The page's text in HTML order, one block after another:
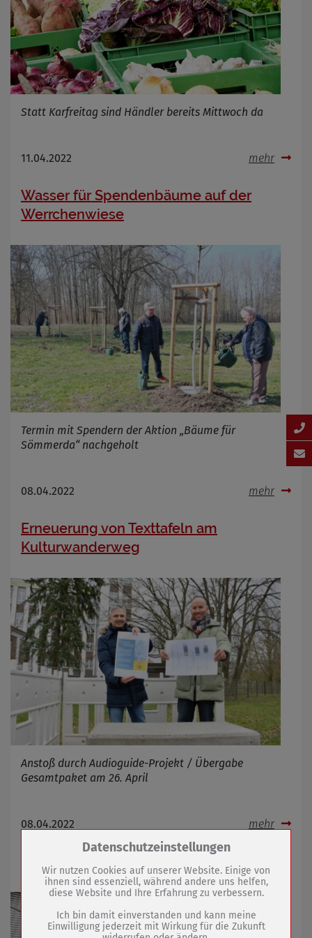
Statt Karfreitag sind Händler bereits Mittwoch da
11.04.2022 mehr
Wasser für Spendenbäume auf der
Werrchenwiese
Termin mit Spendern der Aktion „Bäume für
Sömmerda“ nachgeholt
08.04.2022 mehr
Erneuerung von Texttafeln am
Kulturwanderweg
Anstoß durch Audioguide-Projekt / Übergabe
Gesamtpaket am 26. April
08.04.2022 mehr
Zum Betrieb der Seite notwendige Cookies /
Name
PHP Session Cookie
Anbieter
Eigentümer dieser Website (Wenko-
Wenselaar GmbH & Co. KG)
Datenschutzeinstellungen
Wir nutzen Cookies auf unserer Website. Einige von
ihnen sind essenziell, während andere uns helfen,
diese Website und Ihre Erfahrung zu verbessern.
Ich bin damit einverstanden und kann meine
Einwilligung jederzeit mit Wirkung für die Zukunft